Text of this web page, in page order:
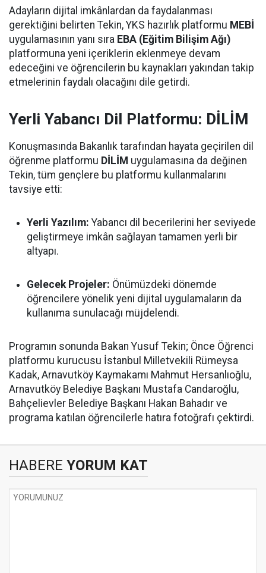
Adayların dijital imkânlardan da faydalanması
gerektiğini belirten Tekin, YKS hazırlık platformu MEBİ
uygulamasının yanı sıra EBA (Eğitim Bilişim Ağı)
platformuna yeni içeriklerin eklenmeye devam
edeceğini ve öğrencilerin bu kaynakları yakından takip
etmelerinin faydalı olacağını dile getirdi.
Yerli Yabancı Dil Platformu: DİLİM
Konuşmasında Bakanlık tarafından hayata geçirilen dil
öğrenme platformu DİLİM uygulamasına da değinen
Tekin, tüm gençlere bu platformu kullanmalarını
tavsiye etti:
Yerli Yazılım: Yabancı dil becerilerini her seviyede
geliştirmeye imkân sağlayan tamamen yerli bir
altyapı.
Gelecek Projeler: Önümüzdeki dönemde
öğrencilere yönelik yeni dijital uygulamaların da
kullanıma sunulacağı müjdelendi.
Programın sonunda Bakan Yusuf Tekin; Önce Öğrenci
platformu kurucusu İstanbul Milletvekili Rümeysa
Kadak, Arnavutköy Kaymakamı Mahmut Hersanlıoğlu,
Arnavutköy Belediye Başkanı Mustafa Candaroğlu,
Bahçelievler Belediye Başkanı Hakan Bahadır ve
programa katılan öğrencilerle hatıra fotoğrafı çektirdi.
HABERE YORUM KAT